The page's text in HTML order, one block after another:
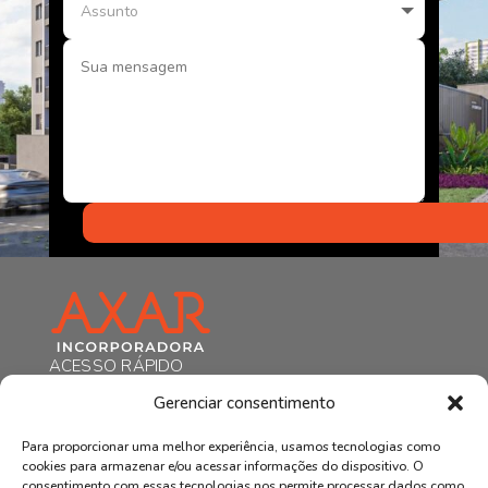
Gerenciar consentimento
Para proporcionar uma melhor experiência, usamos tecnologias como
cookies para armazenar e/ou acessar informações do dispositivo. O
ACESSO RÁPIDO
EMPREENDIMENTOS
NOTÍCIAS